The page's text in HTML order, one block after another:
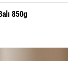
850g